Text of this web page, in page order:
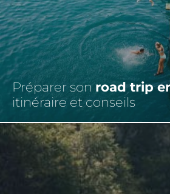
Préparer sonroad trip
itinéraire et conseils